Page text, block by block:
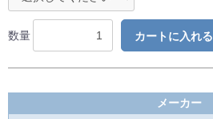
数量 カートに入れる
お買い物を続けるメーカー